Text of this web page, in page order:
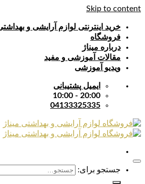
Skip to content
خرید اینترنتی لوازم آرایشی و
فروشگاه
درباره میناژ
مقالات آموزشی و مفید
ویدیو آموزشی
ایمیل پشتیبانی
20:00 - 10:00
04133325335
جستجو برای: